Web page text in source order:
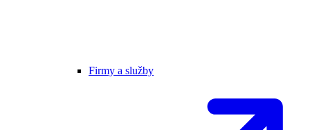
Firmy a služby